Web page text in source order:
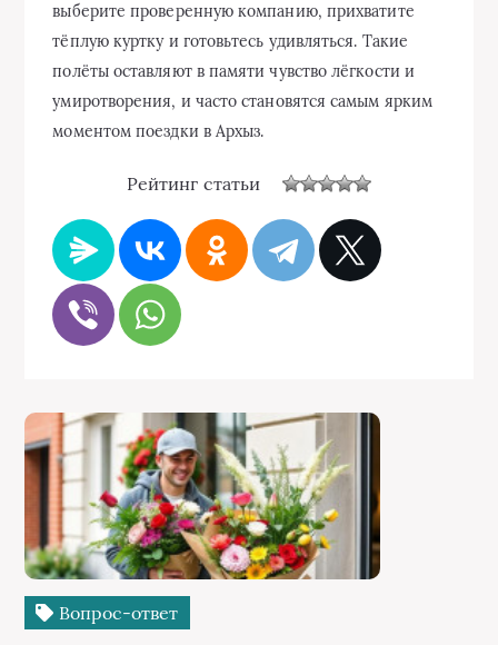
выберите проверенную компанию, прихватите
тёплую куртку и готовьтесь удивляться. Такие
полёты оставляют в памяти чувство лёгкости и
умиротворения, и часто становятся самым ярким
моментом поездки в Архыз.
Рейтинг статьи
Вопрос-ответ